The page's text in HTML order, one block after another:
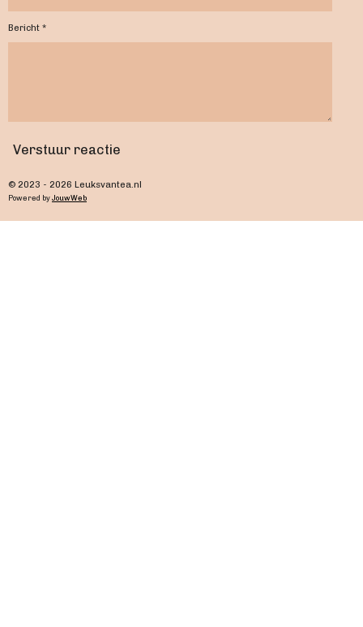
Bericht *
Verstuur reactie
© 2023 - 2026 Leuksvantea.nl
Powered byJouwWeb